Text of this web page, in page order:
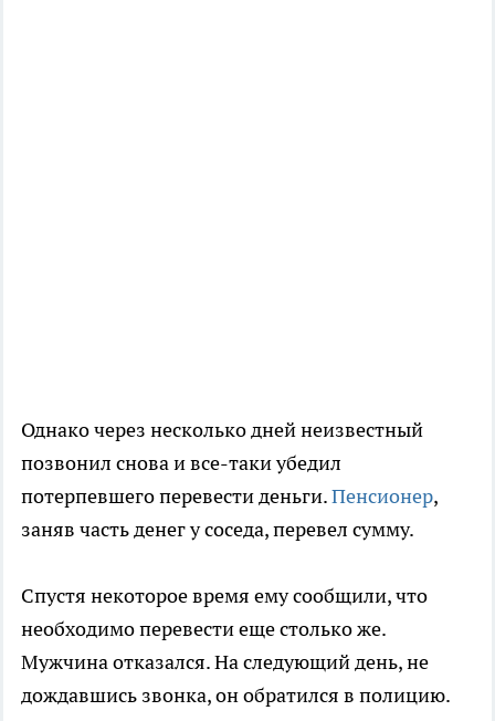
Однако через несколько дней неизвестный
позвонил снова и все-таки убедил
потерпевшего перевести деньги.Пенсионер,
заняв часть денег у соседа, перевел сумму.
Спустя некоторое время ему сообщили, что
необходимо перевести еще столько же.
Мужчина отказался. На следующий день, не
дождавшись звонка, он обратился в полицию.